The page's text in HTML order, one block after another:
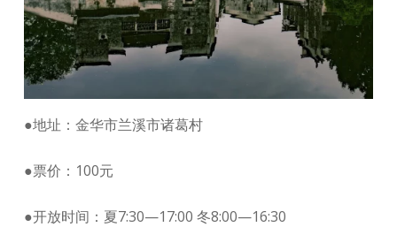
●地址：金华市兰溪市诸葛村
●票价：100元
●开放时间：夏7:30—17:00 冬8:00—16:30